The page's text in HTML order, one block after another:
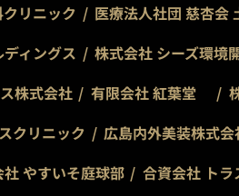
リニック
医療法人社団 慈杏会
ィングス
株式会社 シーズ環境
株式会社
有限会社 紅葉堂
クリニック
広島内外美装株式会
やすいそ庭球部
合資会社 トラ